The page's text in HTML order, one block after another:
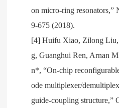
on micro-ring resonators,”
9-675 (2018).
[4] Huifu Xiao, Zilong Liu,
g, Guanghui Ren, Arnan
n*, “On-chip
ode multiplexer/
guide-coupling structure,”